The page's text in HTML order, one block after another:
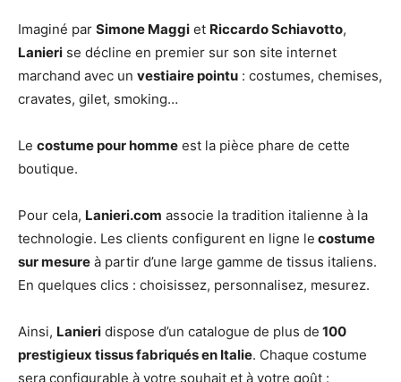
Imaginé par Simone Maggi et Riccardo Schiavotto,
Lanieri se décline en premier sur son site internet
marchand avec un vestiaire pointu : costumes, chemises,
cravates, gilet, smoking…
Le costume pour homme est la pièce phare de cette
boutique.
Pour cela, Lanieri.com associe la tradition italienne à la
technologie. Les clients configurent en ligne le costume
sur mesure à partir d’une large gamme de tissus italiens.
En quelques clics : choisissez, personnalisez, mesurez.
Ainsi, Lanieri dispose d’un catalogue de plus de 100
prestigieux tissus fabriqués en Italie. Chaque costume
sera configurable à votre souhait et à votre goût :